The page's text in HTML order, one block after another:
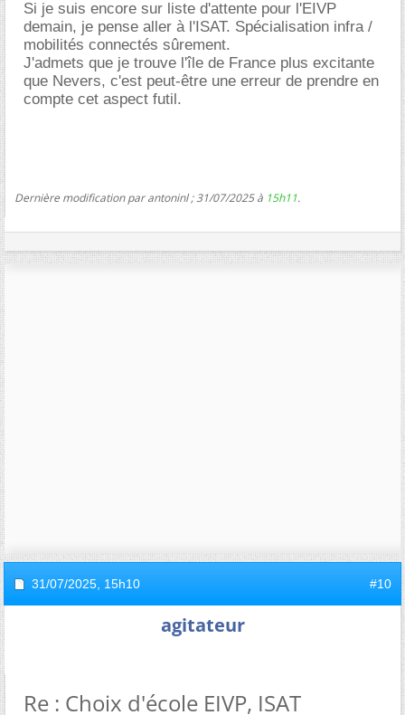
Si je suis encore sur liste d'attente pour l'EIVP
demain, je pense aller à l'ISAT. Spécialisation infra /
mobilités connectés sûrement.
J'admets que je trouve l'île de France plus excitante
que Nevers, c'est peut-être une erreur de prendre en
compte cet aspect futil.
Dernière modification par antoninl ; 31/07/2025 à 15h11.
31/07/2025, 15h10 #10
agitateur
Re : Choix d'école EIVP, ISAT